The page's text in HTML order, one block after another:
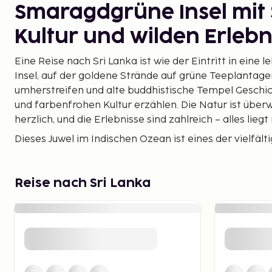
Smaragdgrüne Insel mit
Kultur und wilden
Eine Reise nach Sri Lanka ist wie der Eintritt in eine
Insel, auf der goldene Strände auf grüne
umherstreifen und alte buddhistische Tempel
und farbenfrohen Kultur erzählen. Die Natur ist
herzlich, und die Erlebnisse sind zahlreich – alles
Dieses Juwel im Indischen Ozean ist eines der
Strand, Dschungel und Kultur in perfekter Harmonie
Die schönsten Strände in
Von Surfern bis zur Stille
Reise nach Sri Lanka